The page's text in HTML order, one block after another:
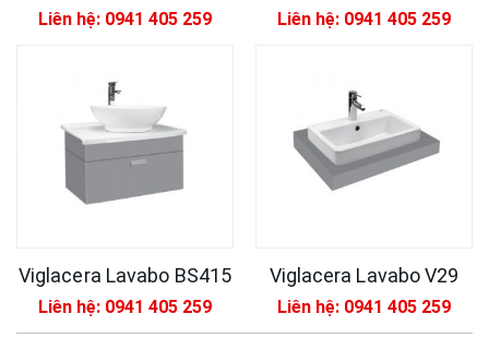
Liên hệ: 0941 405 259 Liên hệ: 0941 405 259
Viglacera Lavabo BS415
Liên hệ: 0941 405 259
Viglacera Lavabo V29
Liên hệ: 0941 405 259